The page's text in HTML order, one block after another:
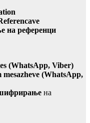
на референци
(WhatsApp, Viber)
(WhatsApp,
на